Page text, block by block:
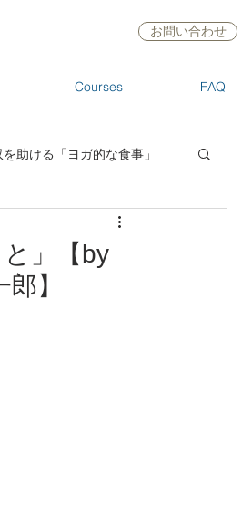
お問い合わせ
Courses FAQ
助ける「ヨガ的な食事」
」【by
】